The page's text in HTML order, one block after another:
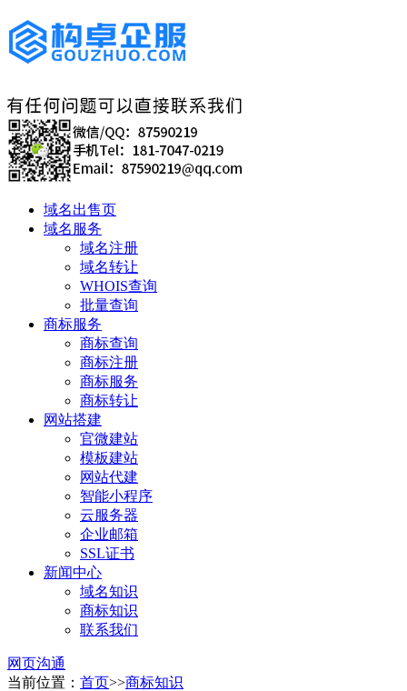
域名出售页
域名服务
域名注册
域名转让
WHOIS查询
批量查询
商标服务
商标查询
商标注册
商标服务
商标转让
网站搭建
官微建站
模板建站
网站代建
智能小程序
云服务器
企业邮箱
SSL证书
新闻中心
域名知识
商标知识
联系我们
网页沟通
当前位置： 首页>>商标知识